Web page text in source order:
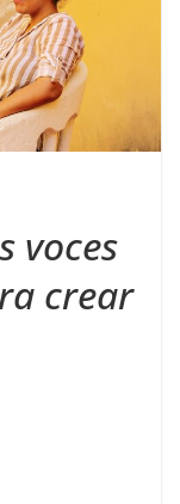
voces
crear